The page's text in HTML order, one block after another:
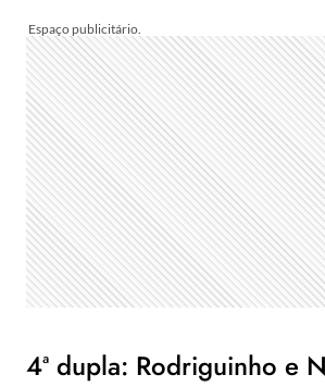
4ª dupla: Rodriguinho e